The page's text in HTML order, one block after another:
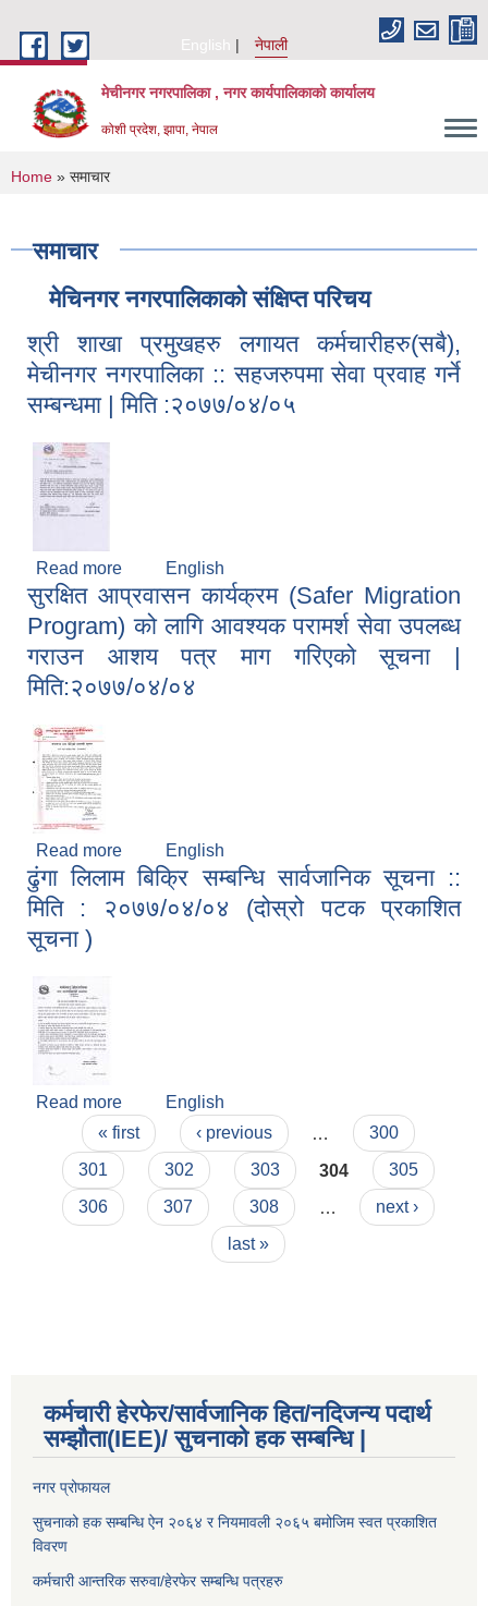
English
नेपाली
मेचीनगर नगरपालिका , नगर कार्यपालिकाको कार्यालय
कोशी प्रदेश, झापा, नेपाल
You are here
Home » समाचार
समाचार
मेचिनगर नगरपालिकाको संक्षिप्‍त परिचय
श्री शाखा प्रमुखहरु लगायत कर्मचारीहरु(सबै),
मेचीनगर नगरपालिका :: सहजरुपमा सेवा प्रवाह गर्ने
सम्बन्धमा | मिति :२०७७/०४/०५
Read more about श्री शाखा प्रमुखहरु लगायत कर्मचारीहरु(सबै),
मेचीनगर नगरपालिका :: सहजरुपमा सेवा प्रवाह गर्ने सम्बन्धमा
| मिति :२०७७/०४/०५
English
सुरक्षित आप्रवासन कार्यक्रम (Safer Migration
Program) को लागि आवश्यक परामर्श सेवा उपलब्ध
गराउन आशय पत्र माग गरिएको सूचना |
मिति:२०७७/०४/०४
Read more about सुरक्षित आप्रवासन कार्यक्रम (Safer Migration
Program) को लागि आवश्यक परामर्श सेवा उपलब्ध गराउन
आशय पत्र माग गरिएको सूचना | मिति:२०७७/०४/०४
English
ढुंगा लिलाम बिक्रि सम्बन्धि सार्वजानिक सूचना ::
मिति : २०७७/०४/०४ (दोस्रो पटक प्रकाशित
सूचना )
Read more about ढुंगा लिलाम बिक्रि सम्बन्धि सार्वजानिक सूचना ::
मिति : २०७७/०४/०४ (दोस्रो पटक प्रकाशित सूचना )
English
Pages« first ‹ previous
300
301
302 303 304
305
306
307 308
next ›
last »
कर्मचारी हेरफेर/सार्वजानिक हित/नदिजन्य पदार्थ
सम्झौता(IEE)/ सुचनाको हक सम्बन्धि |
नगर प्रोफायल
सुचनाको हक सम्बन्धि ऐन २०६४ र नियमावली २०६५ बमोजिम स्वत प्रकाशित
विवरण
कर्मचारी आन्तरिक सरुवा/हेरफेर सम्बन्धि पत्रहरु